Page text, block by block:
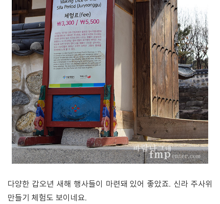
다양한 갑오년 새해 행사들이 마련돼 있어 좋았죠. 신라 주사위
만들기 체험도 보이네요.